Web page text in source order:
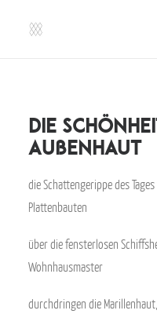
EINSENDEN!
PUBLIKATIONEN
SEARCH
Die
Außenhaut
die Schattengerippe des
Plattenbauten
über die fensterlosen
Wohnhausmaster
durchdringen die